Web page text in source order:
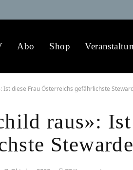
Abo Shop
Ist diese Frau Österreichs gefährlichste
raus»: